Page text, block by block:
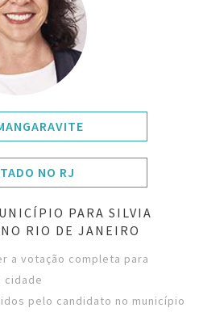
NO RJ
PARA SILVIA
RIO DE JANEIRO
a votação completa para
cidade
pelo candidato no município